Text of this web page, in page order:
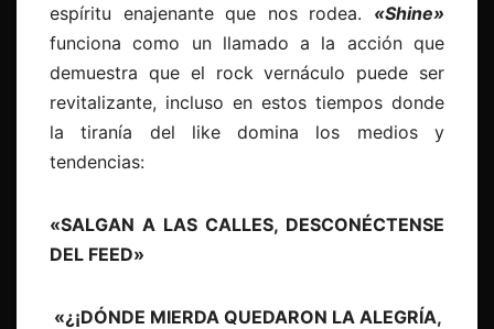
espíritu enajenante que nos rodea. «Shine»
funciona como un llamado a la acción que
demuestra que el rock vernáculo puede ser
revitalizante, incluso en estos tiempos donde
la tiranía del like domina los medios y
tendencias:
«SALGAN A LAS CALLES, DESCONÉCTENSE
DEL FEED»
«¿¡DÓNDE MIERDA QUEDARON LA ALEGRÍA,